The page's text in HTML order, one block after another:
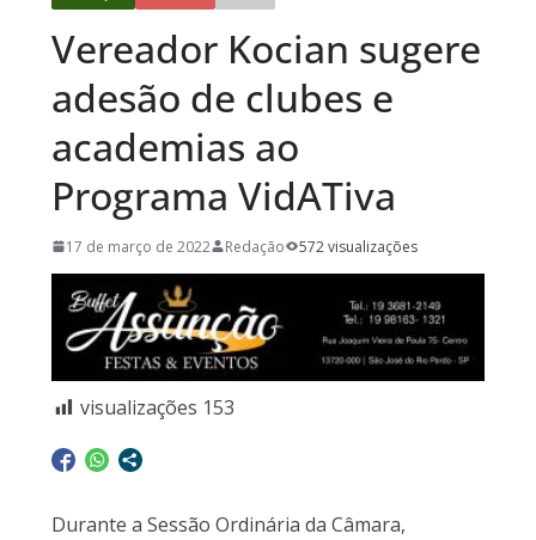
Vereador Kocian sugere
adesão de clubes e
academias ao
Programa VidATiva
17 de março de 2022 Redação 572 visualizações
visualizações 153
Durante a Sessão Ordinária da Câmara,